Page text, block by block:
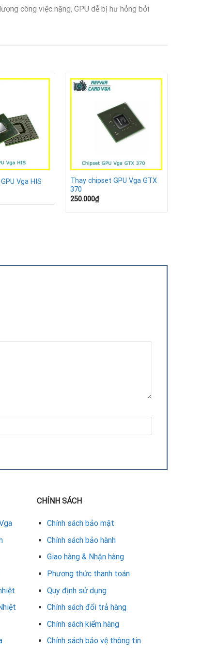
công việc nặng, GPU dễ bị hư hỏng bởi
Vga HIS
Thay chipset GPU Vga GTX
370
250.000₫
CHÍNH SÁCH
Chính sách bảo mật
Chính sách bảo hành
Giao hàng & Nhận hàng
Phương thức thanh toán
Quy định sử dụng
Chính sách đổi trả hàng
Chính sách kiểm hàng
Chính sách bảo vệ thông tin